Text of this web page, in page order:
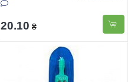
20.10 ₴